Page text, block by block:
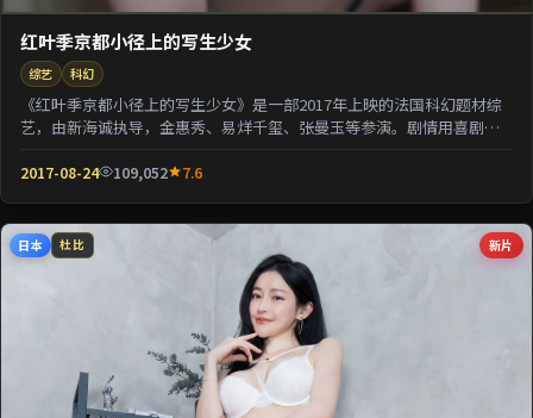
红叶季京都小径上的写生少女
综艺 科幻
《红叶季京都小径上的写生少女》是一部2017年上映的法国科幻题材综
艺，由新海诚执导，金惠秀、易烊千玺、张曼玉等参演。剧情用喜剧外
2017-08-24 109,052 7.6
新片
日本 杜比